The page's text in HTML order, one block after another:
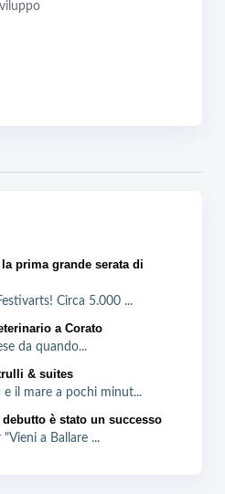
prima grande serata di
Circa 5.000 ...
a Corato
da quando...
& suites
e il mare a pochi minut...
è stato un successo
a Ballare ...